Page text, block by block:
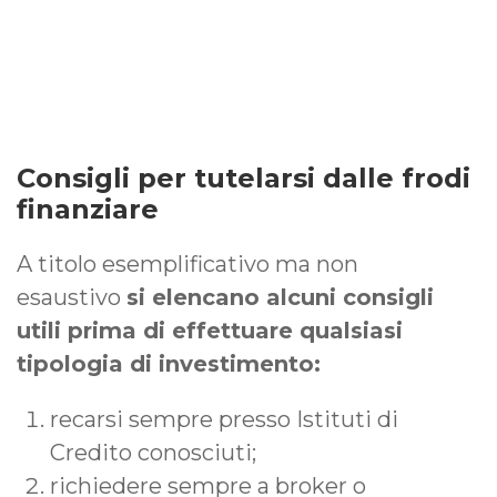
Consigli per tutelarsi dalle frodi
finanziare
A titolo esemplificativo ma non
esaustivo si elencano alcuni consigli
utili prima di effettuare qualsiasi
tipologia di investimento:
recarsi sempre presso Istituti di
Credito conosciuti;
richiedere sempre a broker o